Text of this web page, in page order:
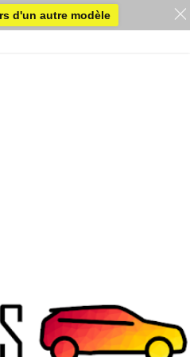
d'un autre modèle